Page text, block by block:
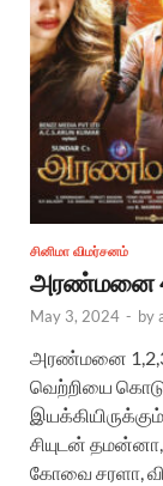
சினிமா விமர்சனம்
அரண்மனை 4
May 3, 2024 - by
அரண்மனை
வெற்றியை
சியுடன்
கோவை சரளா,